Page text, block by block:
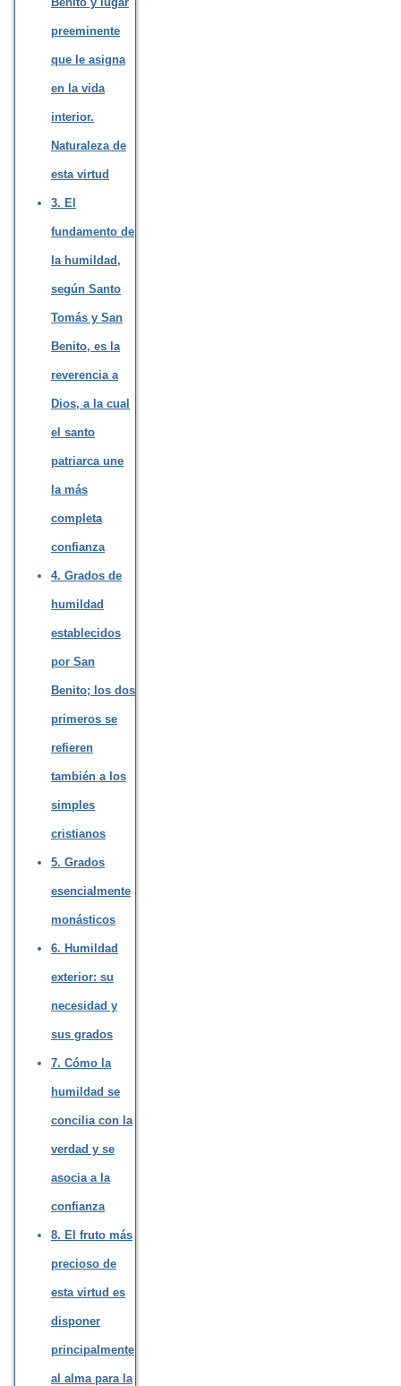
preeminente
que le asigna
en la vida
interior.
Naturaleza de
esta virtud
3. El
fundamento de
la humildad,
según Santo
Tomás y San
Benito, es la
reverencia a
Dios, a la cual
el santo
patriarca une
la más
completa
confianza
4. Grados de
humildad
establecidos
por San
Benito; los dos
primeros se
refieren
también a los
simples
cristianos
5. Grados
esencialmente
monásticos
6. Humildad
exterior: su
necesidad y
sus grados
7. Cómo la
humildad se
concilia con la
verdad y se
asocia a la
confianza
8. El fruto más
precioso de
esta virtud es
disponer
principalmente
al alma para la